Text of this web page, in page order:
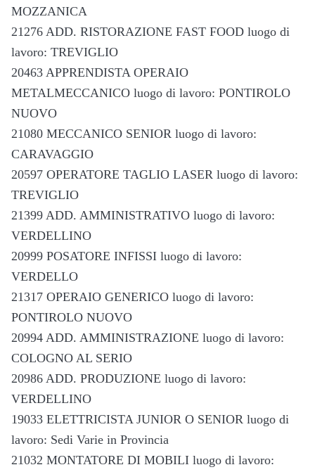
MOZZANICA
21276 ADD. RISTORAZIONE FAST FOOD luogo di
lavoro: TREVIGLIO
20463 APPRENDISTA OPERAIO
METALMECCANICO luogo di lavoro: PONTIROLO
NUOVO
21080 MECCANICO SENIOR luogo di lavoro:
CARAVAGGIO
20597 OPERATORE TAGLIO LASER luogo di lavoro:
TREVIGLIO
21399 ADD. AMMINISTRATIVO luogo di lavoro:
VERDELLINO
20999 POSATORE INFISSI luogo di lavoro:
VERDELLO
21317 OPERAIO GENERICO luogo di lavoro:
PONTIROLO NUOVO
20994 ADD. AMMINISTRAZIONE luogo di lavoro:
COLOGNO AL SERIO
20986 ADD. PRODUZIONE luogo di lavoro:
VERDELLINO
19033 ELETTRICISTA JUNIOR O SENIOR luogo di
lavoro: Sedi Varie in Provincia
21032 MONTATORE DI MOBILI luogo di lavoro: